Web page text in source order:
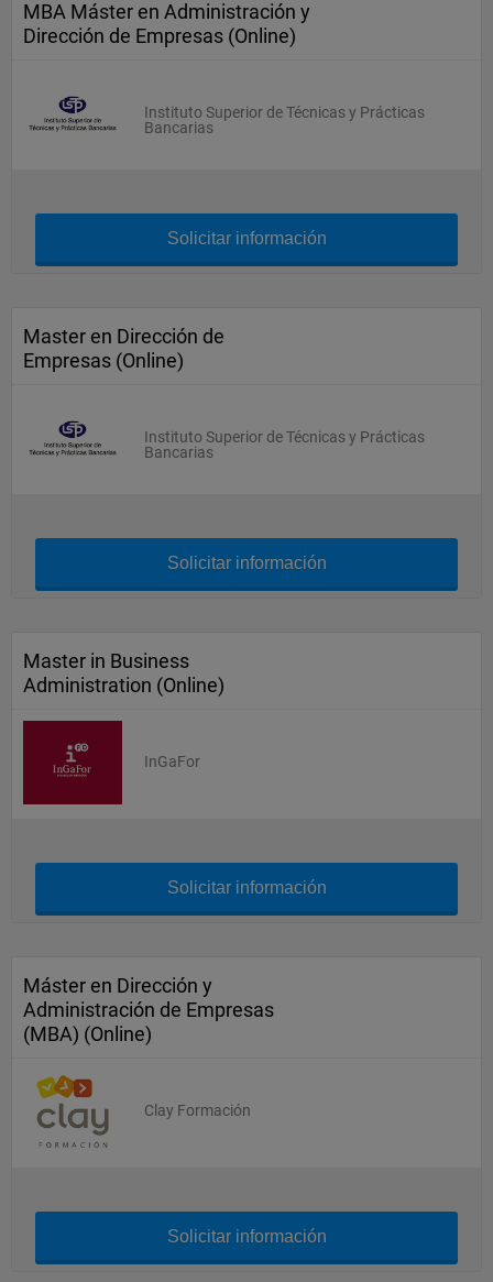
MBA Máster en Administración y
Dirección de Empresas (Online)
Instituto Superior de Técnicas y Prácticas
Bancarias
Solicitar información
Master en Dirección de
Empresas (Online)
Instituto Superior de Técnicas y Prácticas
Bancarias
Solicitar información
Master in Business
Administration (Online)
InGaFor
Solicitar información
Máster en Dirección y
Administración de Empresas
(MBA) (Online)
Clay Formación
Solicitar información